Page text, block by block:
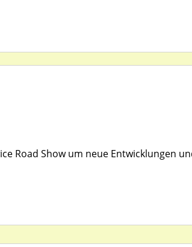
Road Show um neue Entwicklungen